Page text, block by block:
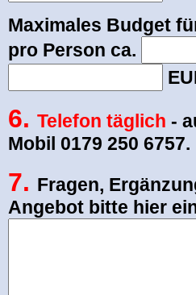
Maximales Budget
pro Person ca.
6. Telefon täglich -
Mobil 0179 250 6757.
7. Fragen,
Angebot bitte hier